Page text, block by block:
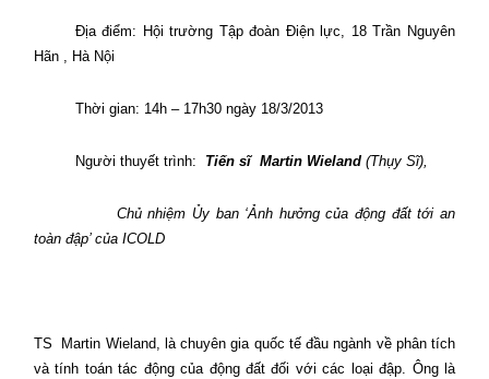
Địa điểm: Hội trường Tập đoàn Điện lực, 18 Trần Nguyên
Hãn , Hà Nội
Thời gian: 14h – 17h30 ngày 18/3/2013
Người thuyết trình: Tiến sĩ Martin Wieland (Thụy Sĩ),
Chủ nhiệm Ủy ban ‘Ảnh hưởng của động đất tới an
toàn đập’ của ICOLD
TS
Martin Wieland, là chuyên gia quốc tế đầu ngành về phân tích
và tính toán tác động của động đất đối với các loại đập. Ông là